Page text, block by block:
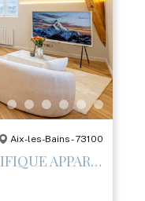
Aix-les-Bains - 73100
EN EXCLUSIVITÉ – MAGNIFIQUE APPARTEMENT T2 RÉNOVÉ AVEC PRESTATIONS HAUT DE GAMME